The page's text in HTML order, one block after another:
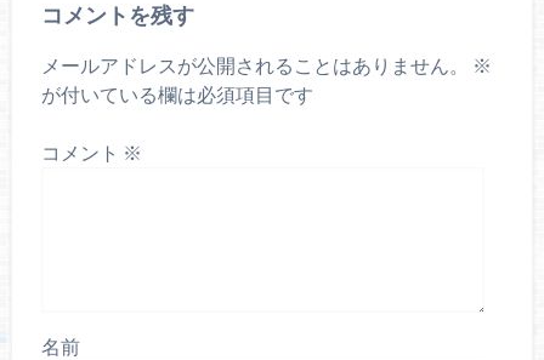
コメントを残す
メールアドレスが公開されることはありません。
※
が付いている欄は必須項目です
コメント ※
名前